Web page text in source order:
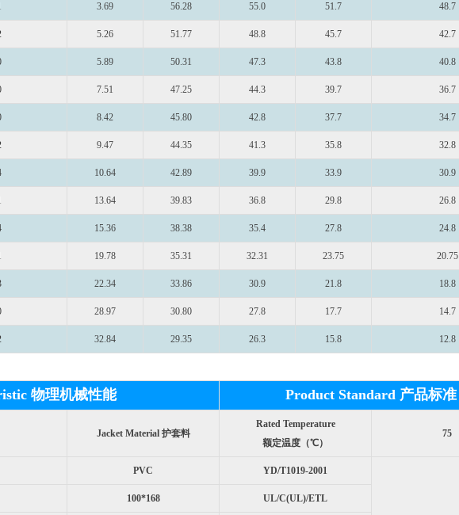
3.69 56.28 55.0 51.7 48.7
5.26 51.77 48.8 45.7 42.7
5.89 50.31 47.3 43.8 40.8
7.51 47.25 44.3 39.7 36.7
8.42 45.80 42.8 37.7 34.7
9.47 44.35 41.3 35.8 32.8
10.64 42.89 39.9 33.9 30.9
13.64 39.83 36.8 29.8 26.8
15.36 38.38 35.4 27.8 24.8
19.78 35.31 32.31 23.75 20.75
22.34 33.86 30.9 21.8 18.8
28.97 30.80 27.8 17.7 14.7
32.84 29.35 26.3 15.8 12.8
物理机械性能 Product Standard 产品标准
Jacket Material 护套料
Rated Temperature
额定温度（℃）
75
PVC YD/T1019-2001
100*168 UL/C(UL)/ETL